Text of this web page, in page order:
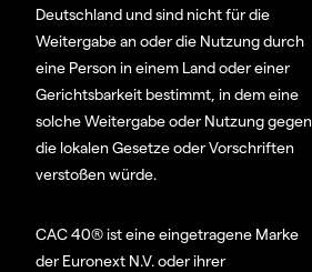
Deutschland und sind nicht für die
Weitergabe an oder die Nutzung durch
eine Person in einem Land oder einer
Gerichtsbarkeit bestimmt, in dem eine
solche Weitergabe oder Nutzung gegen
die lokalen Gesetze oder Vorschriften
verstoßen würde.
CAC 40® ist eine eingetragene Marke
der Euronext N.V. oder ihrer